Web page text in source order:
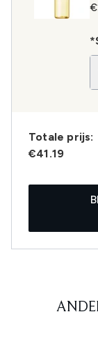
Totale prijs:
€41.19